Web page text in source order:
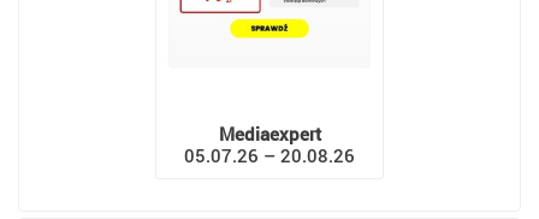
Mediaexpert
05.07.26 – 20.08.26